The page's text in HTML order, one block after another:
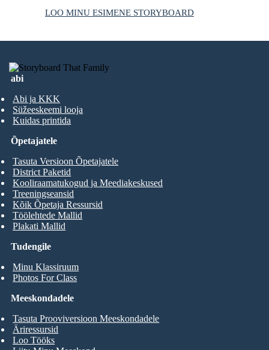
LOO MINU ESIMENE STORYBOARD
abi
Abi ja KKK
Süžeeskeemi looja
Kuidas printida
Tudengile
Minu Klassiruum
Photos For Class
Õpetajatele
Tasuta Versioon Õpetajatele
District Paketid
Kooliraamatukogud ja Meediakeskused
Treeningseansid
Kõik Õpetaja Ressursid
Töölehtede Mallid
Plakati Mallid
Meeskondadele
Tasuta Prooviversioon Meeskondadele
Äriressursid
Loo Tööks